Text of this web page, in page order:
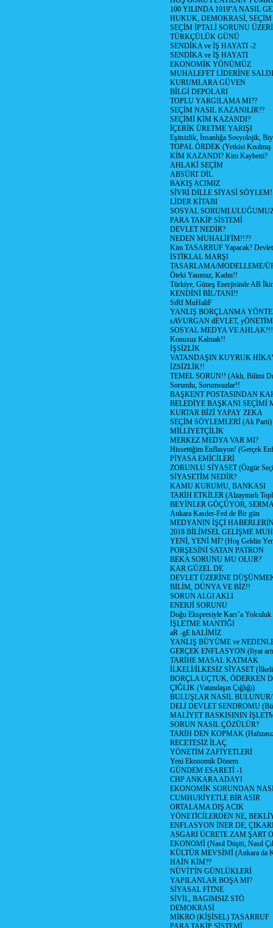
100 YILINDA 1919''A NASIL
HUKUK, DEMOKRASİ, SEÇİM
SEÇİM İPTALİ SORUNU
TÜRKÇÜLÜK GÜNÜ
SENDİKA ve İŞ HAYATI -2
SENDİKA ve İŞ HAYATI
EKONOMİK YÖNÜMÜZ
MUHALEFET LİDERİNE
KURUMLARA GÜVEN
BİLGİ DEPOLARI
TOPLU YARGILAMA MI??
SEÇİM NASIL KAZANILIR??
SEÇİMİ KİM KAZANDI?
İÇERİK ÜRETME YARIŞI
Eşitsizlik, İnsanlığa Sosyolojik,
TOPAL ÖRDEK (Yetkisi
KİM KAZANDI? Kim Kaybetti?
AHLAKİ SEÇİM
ABSÜRT DİL
BAKIŞ ACIMIZ
SİVRİ DİLLE SİYASİ
LİDER KİTABI
SOSYAL
PARA TAKİP SİSTEMİ
DEVLET NEDİR?
NEDEN MUHALİFİM!!??
Kim TASARRUF Yapacak? Devlet
İSTİKLAL MARŞI
TASARLAMA/MODELLEME/
Öteki Yanımız, Kadın!!
Türkiye, Güneş Enerjisinde AB
KENDİNİ BİL/TANI!!
SıRf MuHaliF
YANLIŞ BORÇLANMA
sAVURGAN dEVLET,
SOSYAL MEDYA VE AHLAK!!!
Konusuz Kalmak!!
İŞSİZLİK
VATANDAŞIN KUYRUK
İZSİZLİK!!
TEMEL SORUN!! (Aklı, Bilimi
Sorumlu, Sorumsuzlar!!
BAŞKENT POSTASINDAN
BELEDİYE BAŞKANI SEÇİMİ
KURTAR BİZİ YAPAY ZEKA
SEÇİM SÖYLEMLERİ (Ak Parti)
MİLLİYETÇİLİK
MERKEZ MEDYA VAR MI?
Hissettiğim Enflasyon! (Gerçek
PİYASA EMİCİLERİ
ZORUNLU SİYASET (Özgür
SİYASETİM NEDİR?
KAMU KURUMU, BANKASI
TARİH ETKİLER (Alzaymırlı
BEYİNLER GÖÇÜYOR,
Ankara Kasder-Fed de Bir gün
MEDYANIN İŞÇİ
2018 BİLİMSEL GELİŞME
YENİ, YENİ Mİ? (Hoş Geldin
PORŞESİNİ SATAN PATRON
BEKA SORUNU MU OLUR?
KAR GÜZEL DE
DEVLET ÜZERİNE
BİLİM, DÜNYA VE BİZ!!
SORUN ALGI AKLI
ENERJİ SORUNU
Doğu Ekspresiyle Kars’a Yolculuk
İŞLETME MANTIĞI
aR -gE hALİMİZ
YANLIŞ BÜYÜME ve
GERÇEK ENFLASYON (fiyat
TARİHE MASAL KATMAK
İLKELİ/İLKESİZ SİYASET
BORÇLA UÇTUK, ÖDERKEN
ÇIĞLIK (Vatandaşın Çığlığı)
BULUŞLAR NASIL
DELİ DEVLET SENDROMU
MALİYET BASKISININ
SORUN NASIL ÇÖZÜLÜR?
TARİH DEN KOPMAK
RECETESİZ İLAÇ
YÖNETİM ZAFİYETLERİ
Yeni Ekonomik Dönem
GÜNDEM ESARETİ -1
CHP ANKARA ADAYI
EKONOMİK SORUNDAN
CUMHURİYETLE BİR ASIR
ORTALAMA DIŞ ACIK
YÖNETİCİLERDEN NE,
ENFLASYON İNER DE,
ASGARİ ÜCRETE ZAM ŞART
EKONOMİ (Nasıl Düştü, Nasıl
KÜLTÜR MEVSİMİ (Ankara da
HAİN KİM??
NÜVİT'İN GÜNLÜKLERİ
YAPILANLAR BOŞA MI?
SİYASAL FİTNE
SİVİL, BAGIMSIZ STÖ
DEMOKRASİ
MİKRO (KİŞİSEL) TASARRUF
PARA TAKİP SİSTEMİ